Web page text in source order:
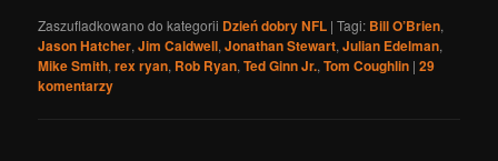
Zaszufladkowano do kategorii Dzień dobry NFL |Tagi: Bill O’Brien,
Jason Hatcher,Jim Caldwell,Jonathan Stewart,Julian Edelman,
Mike Smith,rex ryan, Rob Ryan,Ted Ginn Jr.,Tom Coughlin |29
komentarzy